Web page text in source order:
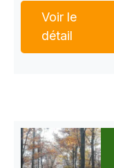
Voir le
détail